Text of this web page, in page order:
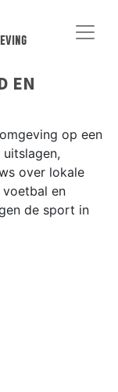
EN
op een
over lokale
voetbal en
de sport in